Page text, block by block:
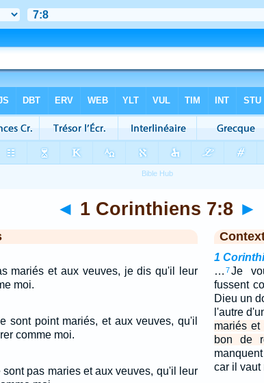
◄ 1 Corinthiens 7:8 ►
mariés et aux veuves, je dis qu'il leur
moi.
sont point mariés, et aux veuves, qu'il
comme moi.
pas maries et aux veuves, qu'il leur
1
… 7Je
fussent
Dieu un
l'autre
mariés
bon de
car il vaut